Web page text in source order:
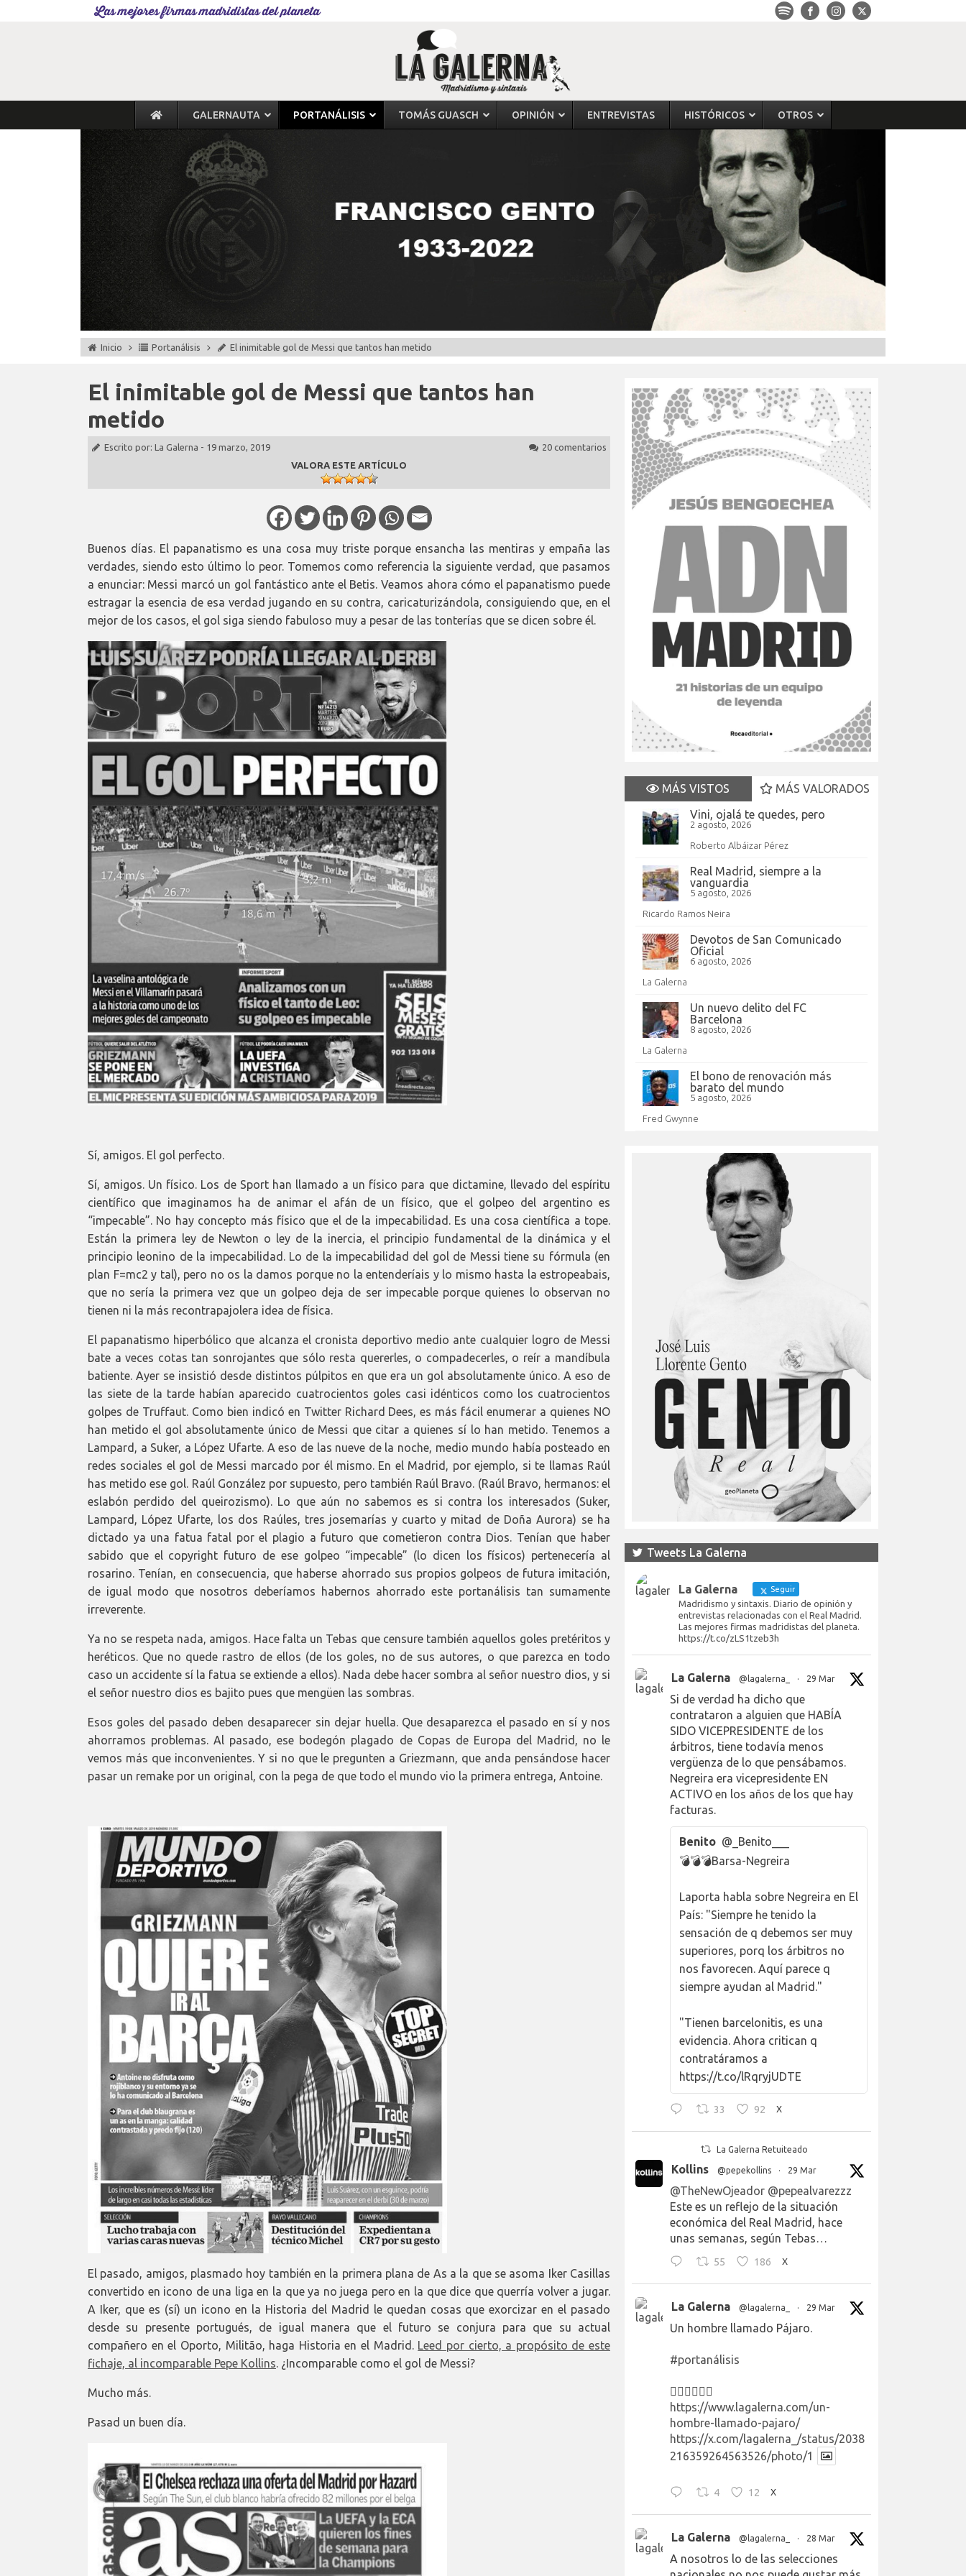
Las mejores firmas madridistas del planeta
GALERNAUTA PORTANÁLISIS TOMÁS GUASCH OPINIÓN ENTREVISTAS HISTÓRICOS OTROS
Inicio Portanálisis El inimitable gol de Messi que tantos han metido
El inimitable gol de Messi que tantos han
metido
Escrito por: La Galerna - 19 marzo, 2019
20 comentarios
VALORA ESTE ARTÍCULO
Buenos días. El papanatismo es una cosa muy triste porque ensancha las mentiras y empaña las
verdades, siendo esto último lo peor. Tomemos como referencia la siguiente verdad, que pasamos
a enunciar: Messi marcó un gol fantástico ante el Betis. Veamos ahora cómo el papanatismo puede
estragar la esencia de esa verdad jugando en su contra, caricaturizándola, consiguiendo que, en el
mejor de los casos, el gol siga siendo fabuloso muy a pesar de las tonterías que se dicen sobre él.
Sí, amigos. El gol perfecto.
Sí, amigos. Un físico. Los de Sport han llamado a un físico para que dictamine, llevado del espíritu
científico que imaginamos ha de animar el afán de un físico, que el golpeo del argentino es
“impecable”. No hay concepto más físico que el de la impecabilidad. Es una cosa científica a tope.
Están la primera ley de Newton o ley de la inercia, el principio fundamental de la dinámica y el
principio leonino de la impecabilidad. Lo de la impecabilidad del gol de Messi tiene su fórmula (en
plan F=mc2 y tal), pero no os la damos porque no la entenderíais y lo mismo hasta la estropeabais,
que no sería la primera vez que un golpeo deja de ser impecable porque quienes lo observan no
tienen ni la más recontrapajolera idea de física.
El papanatismo hiperbólico que alcanza el cronista deportivo medio ante cualquier logro de Messi
bate a veces cotas tan sonrojantes que sólo resta quererles, o compadecerles, o reír a mandíbula
batiente. Ayer se insistió desde distintos púlpitos en que era un gol absolutamente único. A eso de
las siete de la tarde habían aparecido cuatrocientos goles casi idénticos como los cuatrocientos
golpes de Truffaut. Como bien indicó en Twitter Richard Dees, es más fácil enumerar a quienes NO
han metido el gol absolutamente único de Messi que citar a quienes sí lo han metido. Tenemos a
Lampard, a Suker, a López Ufarte. A eso de las nueve de la noche, medio mundo había posteado en
redes sociales el gol de Messi marcado por él mismo. En el Madrid, por ejemplo, si te llamas Raúl
has metido ese gol. Raúl González por supuesto, pero también Raúl Bravo. (Raúl Bravo, hermanos: el
eslabón perdido del queirozismo). Lo que aún no sabemos es si contra los interesados (Suker,
Lampard, López Ufarte, los dos Raúles, tres josemarías y cuarto y mitad de Doña Aurora) se ha
dictado ya una fatua fatal por el plagio a futuro que cometieron contra Dios. Tenían que haber
sabido que el copyright futuro de ese golpeo “impecable” (lo dicen los físicos) pertenecería al
rosarino. Tenían, en consecuencia, que haberse ahorrado sus propios golpeos de futura imitación,
de igual modo que nosotros deberíamos habernos ahorrado este portanálisis tan sumamente
irreverente.
Ya no se respeta nada, amigos. Hace falta un Tebas que censure también aquellos goles pretéritos y
heréticos. Que no quede rastro de ellos (de los goles, no de sus autores, o que parezca en todo
caso un accidente sí la fatua se extiende a ellos). Nada debe hacer sombra al señor nuestro dios, y si
el señor nuestro dios es bajito pues que mengüen las sombras.
Esos goles del pasado deben desaparecer sin dejar huella. Que desaparezca el pasado en sí y nos
ahorramos problemas. Al pasado, ese bodegón plagado de Copas de Europa del Madrid, no le
vemos más que inconvenientes. Y si no que le pregunten a Griezmann, que anda pensándose hacer
pasar un remake por un original, con la pega de que todo el mundo vio la primera entrega, Antoine.
El pasado, amigos, plasmado hoy también en la primera plana de As a la que se asoma Iker Casillas
convertido en icono de una liga en la que ya no juega pero en la que dice que querría volver a jugar.
A Iker, que es (sí) un icono en la Historia del Madrid le quedan cosas que exorcizar en el pasado
desde su presente portugués, de igual manera que el futuro se conjura para que su actual
compañero en el Oporto, Militão, haga Historia en el Madrid. Leed por cierto, a propósito de este
fichaje, al incomparable Pepe Kollins. ¿Incomparable como el gol de Messi?
Mucho más.
Pasad un buen día.
MÁS VISTOS
MÁS VALORADOS
Vini, ojalá te quedes, pero
2 agosto, 2026
Roberto Albáizar Pérez
Real Madrid, siempre a la
vanguardia
5 agosto, 2026
Ricardo Ramos Neira
Devotos de San Comunicado
Oficial
6 agosto, 2026
La Galerna
Un nuevo delito del FC
Barcelona
8 agosto, 2026
La Galerna
El bono de renovación más
barato del mundo
5 agosto, 2026
Fred Gwynne
Tweets La Galerna
La Galerna Seguir
Madridismo y sintaxis. Diario de opinión y
entrevistas relacionadas con el Real Madrid.
Las mejores firmas madridistas del planeta.
https://t.co/zLS1tzeb3h
La Galerna @lagalerna_ · 29 Mar
Si de verdad ha dicho que
contrataron a alguien que HABÍA
SIDO VICEPRESIDENTE de los
árbitros, tiene todavía menos
vergüenza de lo que pensábamos.
Negreira era vicepresidente EN
ACTIVO en los años de los que hay
facturas.
Benito @_Benito___
💣💣💣Barsa-Negreira
Laporta habla sobre Negreira en El
País: "Siempre he tenido la
sensación de q debemos ser muy
superiores, porq los árbitros no
nos favorecen. Aquí parece q
siempre ayudan al Madrid."
"Tienen barcelonitis, es una
evidencia. Ahora critican q
contratáramos a
https://t.co/lRqryjUDTE
33 92 X
La Galerna Retuiteado
Kollins @pepekollins · 29 Mar
@TheNewOjeador @pepealvarezzz
Este es un reflejo de la situación
económica del Real Madrid, hace
unas semanas, según Tebas…
55 186 X
La Galerna @lagalerna_ · 29 Mar
Un hombre llamado Pájaro.
#portanálisis
👉🏻👉🏻👉🏻
https://www.lagalerna.com/un-
hombre-llamado-pajaro/
https://x.com/lagalerna_/status/2038
216359264563526/photo/1
4 12 X
La Galerna @lagalerna_ · 28 Mar
A nosotros lo de las selecciones